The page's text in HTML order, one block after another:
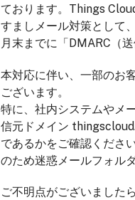
ております。Things
すましメール対策として
月末までに「DMARC（
本対応に伴い、一部のお
ございます。
特に、社内システムやメ
信元ドメイン
であるかをご確認くださ
のため迷惑メールフォル
ご不明点がございました